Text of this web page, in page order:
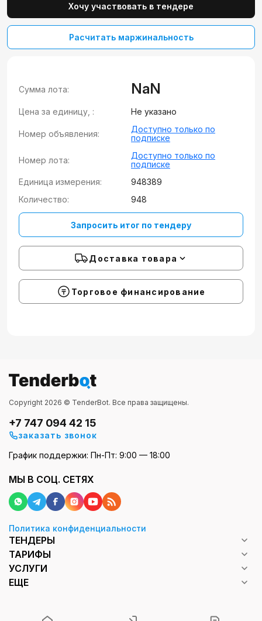
Хочу участвовать в тендере
Расчитать маржинальность
Сумма лота: NaN
Цена за единицу, : Не указано
Номер объявления:
Доступно только по
подписке
Номер лота:
Доступно только по
подписке
Единица измерения:
948389
Количество:
948
Запросить итог по тендеру
Доставка товара
Торговое финансирование
Copyright 2026 © TenderBot. Все права защищены.
+7 747 094 42 15
заказать звонок
График поддержки: Пн-Пт: 9:00 — 18:00
МЫ В СОЦ. СЕТЯХ
Политика конфиденциальности
ТЕНДЕРЫ
ТАРИФЫ
УСЛУГИ
ЕЩЕ